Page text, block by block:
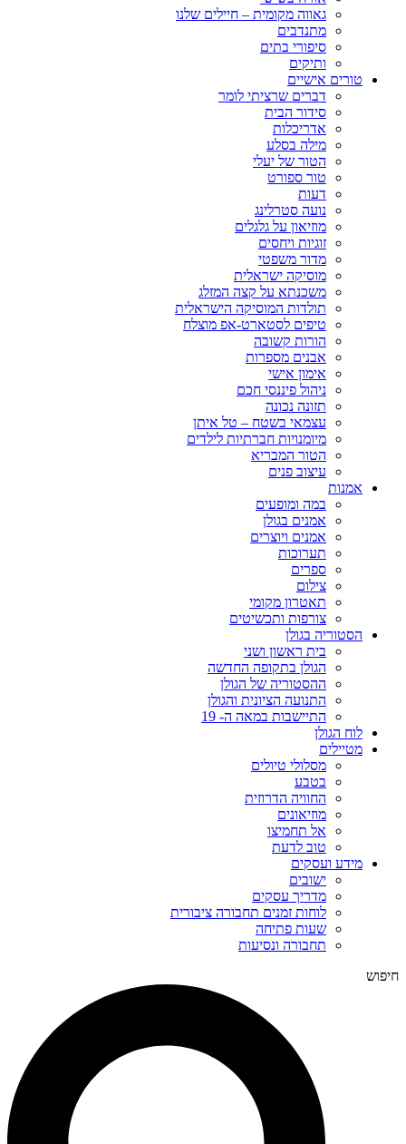
גאווה מקומית – חיילים שלנו
מתנדבים
סיפורי בתים
ותיקים
טורים אישיים
דברים שרציתי לומר
סידור הבית
אדריכלות
מילה בסלע
הטור של יעלי
טור ספורט
דעות
נועה סטרלינג
מוזיאון על גלגלים
זוגיות ויחסים
מדור משפטי
מוסיקה ישראלית
משכנתא על קצה המזלג
תולדות המוסיקה הישראלית
טיפים לסטארט-אפ מוצלח
הורות קשובה
אבנים מספרות
אימון אישי
ניהול פיננסי חכם
תזונה נכונה
עצמאי בשטח – טל איתן
מיומנויות חברתיות לילדים
הטור המבריא
עיצוב פנים
אמנות
במה ומופעים
אמנים בגולן
אמנים ויוצרים
תערוכות
ספרים
צילום
תאטרון מקומי
צורפות ותכשיטים
הסטוריה בגולן
בית ראשון ושני
הגולן בתקופה החדשה
ההסטוריה של הגולן
התנועה הציונית והגולן
התיישבות במאה ה- 19
לוח הגולן
מטיילים
מסלולי טיולים
בטבע
החוויה הדרוזית
מוזיאונים
אל תחמיצו
טוב לדעת
מידע ועסקים
ישובים
מדריך עסקים
לוחות זמנים תחבורה ציבורית
שעות פתיחה
תחבורה ונסיעות
חיפוש